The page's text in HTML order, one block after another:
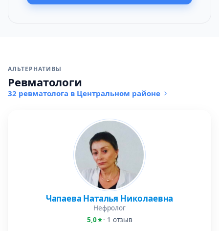
АЛЬТЕРНАТИВЫ
Ревматологи
32 ревматолога в Центральном районе
Чапаева Наталья Николаевна
Нефролог
5,0
· 1 отзыв